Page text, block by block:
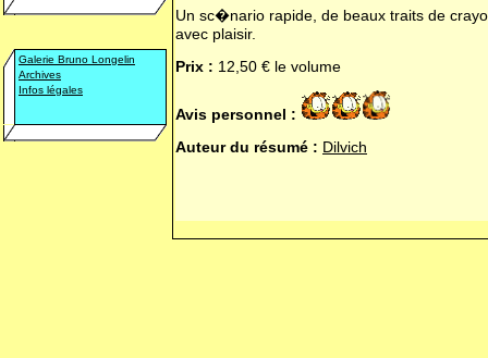
Galerie Bruno Longelin
Archives
Infos légales
Un sc�nario rapide, de beaux traits de
avec plaisir.
Prix : 12,50 € le volume
Avis personnel :
Auteur du résumé : Dilvich